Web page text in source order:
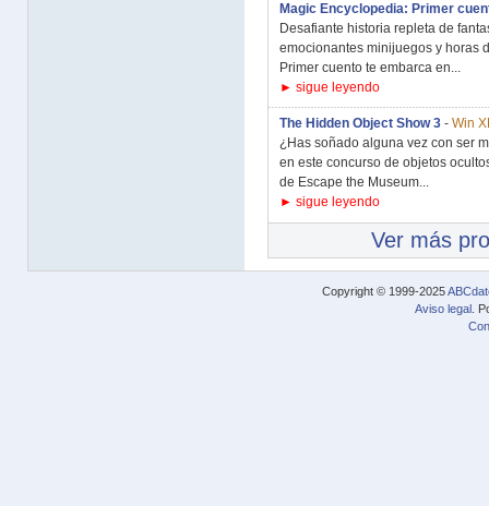
Magic Encyclopedia: Primer
Desafiante historia repleta de
emocionantes minijuegos y horas
Primer cuento te embarca en...
► sigue leyendo
The Hidden Object Show 3 - Win
¿Has soñado alguna vez con ser
en este concurso de objetos
de Escape the Museum...
► sigue leyendo
Ver más
Copyright © 1999-2025
Aviso legal .